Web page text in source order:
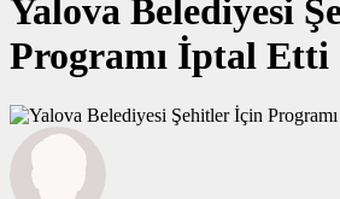
Yalova Belediyesi
Programı İptal Etti